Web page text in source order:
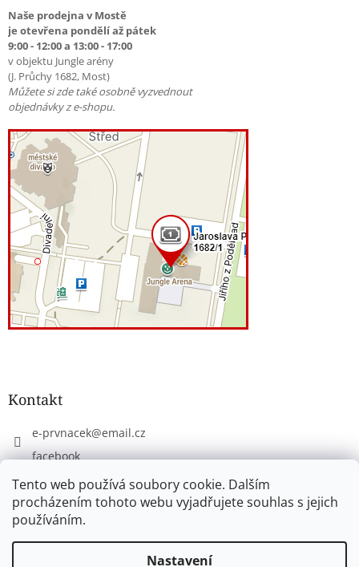
Tento web používá soubory cookie. Dalším
procházením tohoto webu vyjadřujete souhlas s jejich
používáním.
Nastavení
Naše prodejna v Mostě
je otevřena pondělí až pátek
9:00 - 12:00 a 13:00 - 17:00
v objektu Jungle arény
(J. Průchy 1682, Most)
Můžete si zde také osobně vyzvednout
objednávky z e-shopu.
Kontakt
e-prvnacek@email.cz
facebook
eprvnacek